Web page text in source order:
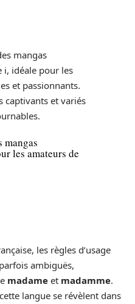
mangas
les amateurs de
les règles d’usage
ambiguës,
madame et madamme.
langue se révèlent dans